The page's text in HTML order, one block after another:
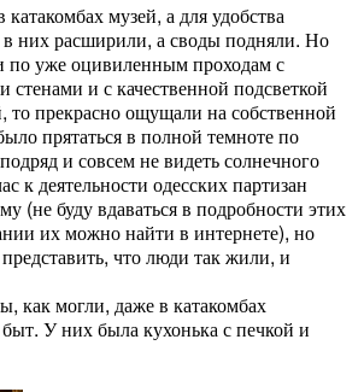
музей, а для удобства
в них расширили, а своды подняли. Но
по уже оцивиленным проходам с
стенами и с качественной подсветкой
то прекрасно ощущали на собственной
прятаться в полной темноте по
и совсем не видеть солнечного
к деятельности одесских партизан
(не буду вдаваться в подробности этих
их можно найти в интернете), но
что люди так жили, и
как могли, даже в катакомбах
У них была кухонька с печкой и